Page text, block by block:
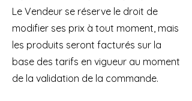
Le Vendeur se réserve le droit de
modifier ses prix à tout moment, mais
les produits seront facturés sur la
base des tarifs en vigueur au moment
de la validation de la commande.